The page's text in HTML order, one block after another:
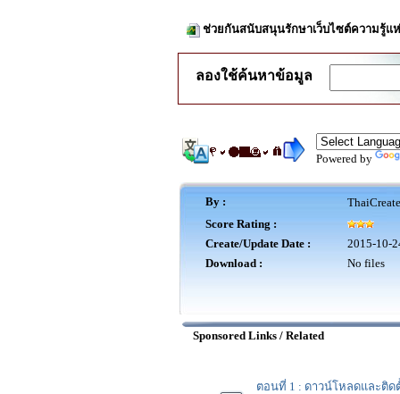
ช่วยกันสนับสนุนรักษาเว็บไซต์ความรู้แ
ลองใช้ค้นหาข้อมูล
Powered by
By :
Score Rating :
Create/Update Date :
2015-10-
Download :
No files
Sponsored Links / Related
ตอนที่ 1 : ดาวน์โหลดและติดตั้